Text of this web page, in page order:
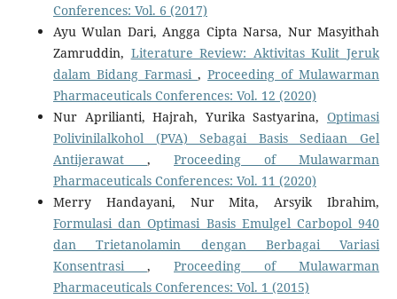
Conferences: Vol. 6 (2017)
Ayu Wulan Dari, Angga Cipta Narsa, Nur Masyithah
Zamruddin, Literature Review: Aktivitas Kulit Jeruk
dalam Bidang Farmasi ,Proceeding of Mulawarman
Pharmaceuticals Conferences: Vol. 12 (2020)
Nur Aprilianti, Hajrah, Yurika Sastyarina,Optimasi
Polivinilalkohol (PVA) Sebagai Basis Sediaan Gel
Antijerawat , Proceeding of Mulawarman
Pharmaceuticals Conferences: Vol. 11 (2020)
Merry Handayani, Nur Mita, Arsyik Ibrahim,
Formulasi dan Optimasi Basis Emulgel Carbopol 940
dan Trietanolamin dengan Berbagai Variasi
Konsentrasi , Proceeding of Mulawarman
Pharmaceuticals Conferences: Vol. 1 (2015)